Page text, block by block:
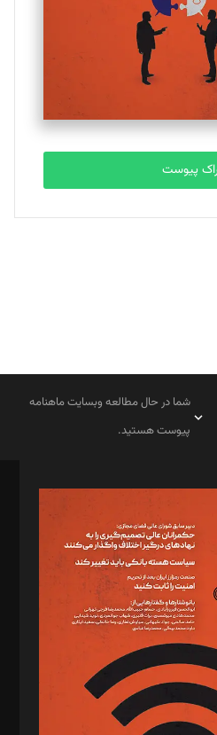
پیوست
شما در حال مطالعه وبسایت ماهنامه
پیوست هستید.
یسنا امان‌پور، سروش کرمیان،
زهرا فکرانه، فائزه فتحی